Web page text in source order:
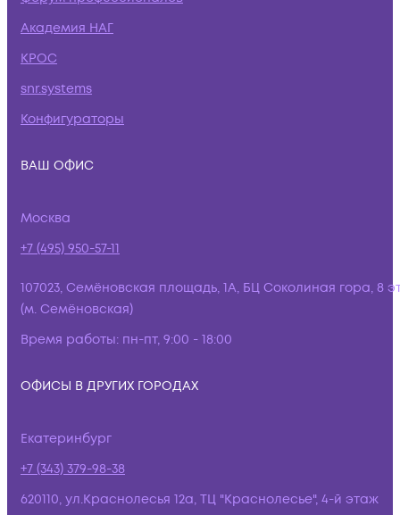
Академия НАГ
КРОС
snr.systems
Конфигураторы
ВАШ ОФИС
Москва
+7 (495) 950-57-11
107023, Семёновская площадь, 1А, БЦ Соколиная гора, 8
(м. Семёновская)
Время работы: пн-пт, 9:00 - 18:00
ОФИСЫ В ДРУГИХ ГОРОДАХ
Екатеринбург
+7 (343) 379-98-38
620110, ул.Краснолесья 12а, ТЦ "Краснолесье", 4-й этаж